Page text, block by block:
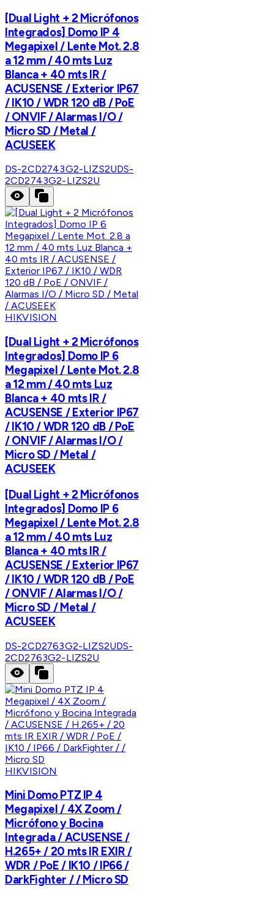
[Dual Light + 2 Micrófonos
Integrados] Domo IP 4
Megapixel / Lente Mot. 2.8
a 12 mm / 40 mts Luz
Blanca + 40 mts IR /
ACUSENSE / Exterior IP67
/ IK10 / WDR 120 dB / PoE
/ ONVIF / Alarmas I/O /
Micro SD / Metal /
ACUSEEK
DS-2CD2743G2-LIZS2UDS-
2CD2743G2-LIZS2U
HIKVISION
[Dual Light + 2 Micrófonos
Integrados] Domo IP 6
Megapixel / Lente Mot. 2.8
a 12 mm / 40 mts Luz
Blanca + 40 mts IR /
ACUSENSE / Exterior IP67
/ IK10 / WDR 120 dB / PoE
/ ONVIF / Alarmas I/O /
Micro SD / Metal /
ACUSEEK
[Dual Light + 2 Micrófonos
Integrados] Domo IP 6
Megapixel / Lente Mot. 2.8
a 12 mm / 40 mts Luz
Blanca + 40 mts IR /
ACUSENSE / Exterior IP67
/ IK10 / WDR 120 dB / PoE
/ ONVIF / Alarmas I/O /
Micro SD / Metal /
ACUSEEK
DS-2CD2763G2-LIZS2UDS-
2CD2763G2-LIZS2U
HIKVISION
Mini Domo PTZ IP 4
Megapixel / 4X Zoom /
Micrófono y Bocina
Integrada / ACUSENSE /
H.265+ / 20 mts IR EXIR /
WDR / PoE / IK10 / IP66 /
DarkFighter / / Micro SD